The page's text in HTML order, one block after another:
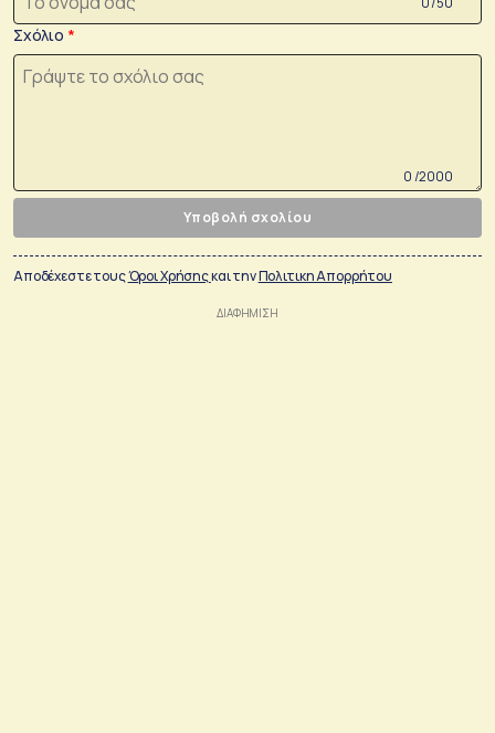
Σχόλιο
0 /2000
Υποβολή σχολίου
Αποδέχεστε τουςΌροι Χρήσηςκαι τηνΠολιτικη Απορρήτου